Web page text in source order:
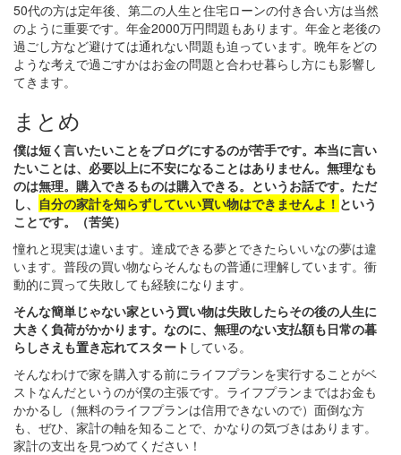
50代の方は定年後、第二の人生と住宅ローンの付き合い方は当然
のように重要です。年金2000万円問題もあります。年金と老後の
過ごし方など避けては通れない問題も迫っています。晩年をどの
ような考えで過ごすかはお金の問題と合わせ暮らし方にも影響し
てきます。
まとめ
僕は短く言いたいことをブログにするのが苦手です。本当に言い
たいことは、必要以上に不安になることはありません。無理なも
のは無理。購入できるものは購入できる。というお話です。ただ
し、 自分の家計を知らずしていい買い物はできませんよ！ という
ことです。（苦笑）
憧れと現実は違います。達成できる夢とできたらいいなの夢は違
います。普段の買い物ならそんなもの普通に理解しています。衝
動的に買って失敗しても経験になります。
そんな簡単じゃない家という買い物は失敗したらその後の人生に
大きく負荷がかかります。なのに、無理のない支払額も日常の暮
らしさえも置き忘れてスタート している。
そんなわけで家を購入する前にライフプランを実行することがベ
ストなんだというのが僕の主張です。ライフプランまではお金も
かかるし（無料のライフプランは信用できないので）面倒な方
も、ぜひ、家計の軸を知ることで、かなりの気づきはあります。
家計の支出を見つめてください！